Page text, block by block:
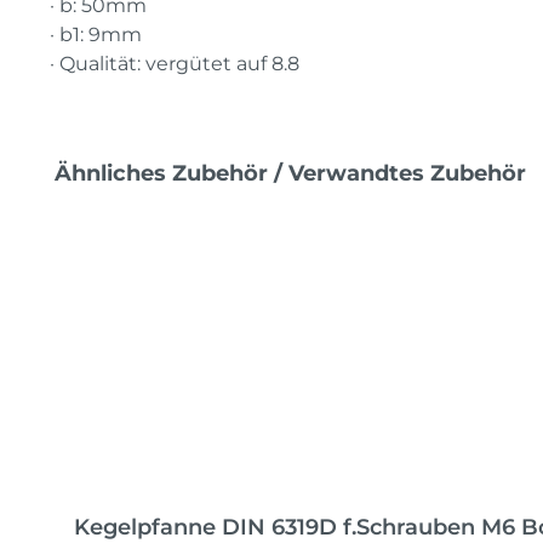
· b: 50mm
· b1: 9mm
· Qualität: vergütet auf 8.8
Produktgalerie überspringen
Ähnliches Zubehör / Verwandtes Zubehör
Kegelpfanne DIN 6319D f.Schrauben M6